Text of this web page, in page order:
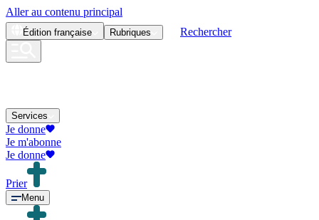
Aller au contenu principal
Édition française Rubriques Rechercher
Services
Je donne
Je m'abonne
Je donne
Prier
Menu